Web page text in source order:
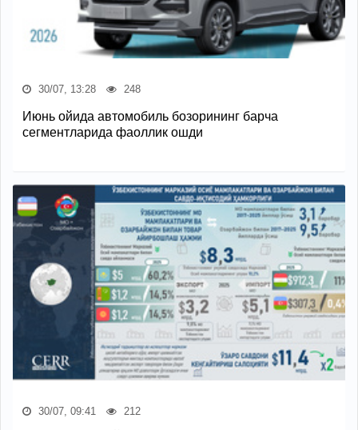
30/07, 13:28 248
Июнь ойида автомобиль бозорининг барча
сегментларида фаоллик ошди
30/07, 09:41 212